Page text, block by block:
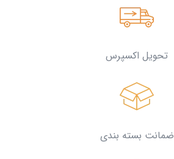
تحویل اکسپرس
ضمانت بسته بندی